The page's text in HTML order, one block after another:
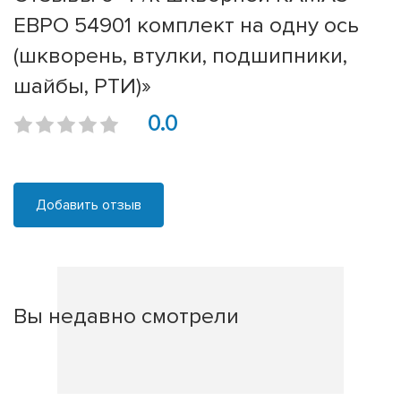
ЕВРО 54901 комплект на одну ось
(шкворень, втулки, подшипники,
шайбы, РТИ)»
0.0
Добавить отзыв
Вы недавно смотрели